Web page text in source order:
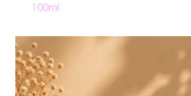
100ml